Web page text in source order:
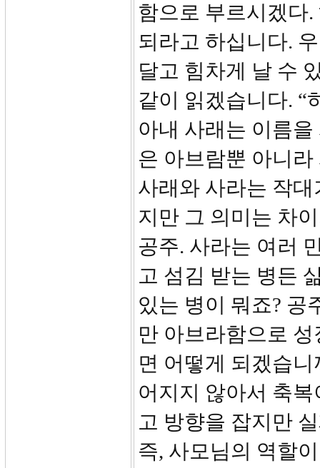
함으로 부르시겠다
되라고 하십니다.
달고 힘차게 날 수
같이 읽겠습니다. “
아내 사래는 이름
은 아브람뿐 아니
사래와 사라는 작
지만 그 의미는 차
공주. 사라는 여러
고 섬김 받는 병든
있는 병이 뭐죠? 공
만 아브라함으로
면 어떻게 되겠습
어지지 않아서 축
고 방향을 잡지만
즉, 사모님의 역할